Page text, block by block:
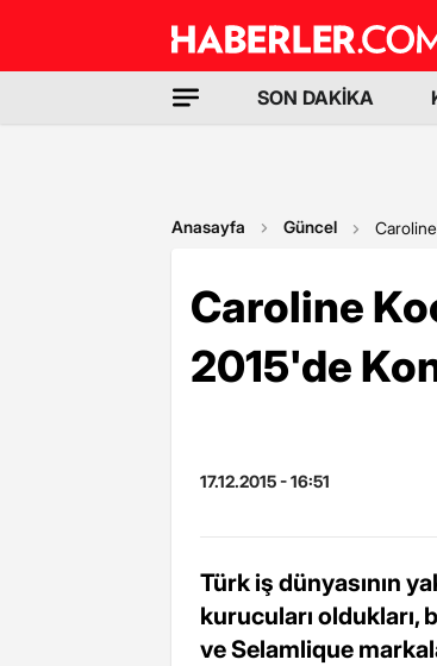
SON DAKİKA
Anasayfa Güncel
Caroline
2015'de
17.12.2015 - 16:51
Türk iş dünyasının
kurucuları oldukları,
ve Selamlique